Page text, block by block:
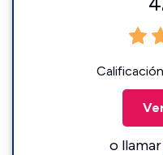
o llamar